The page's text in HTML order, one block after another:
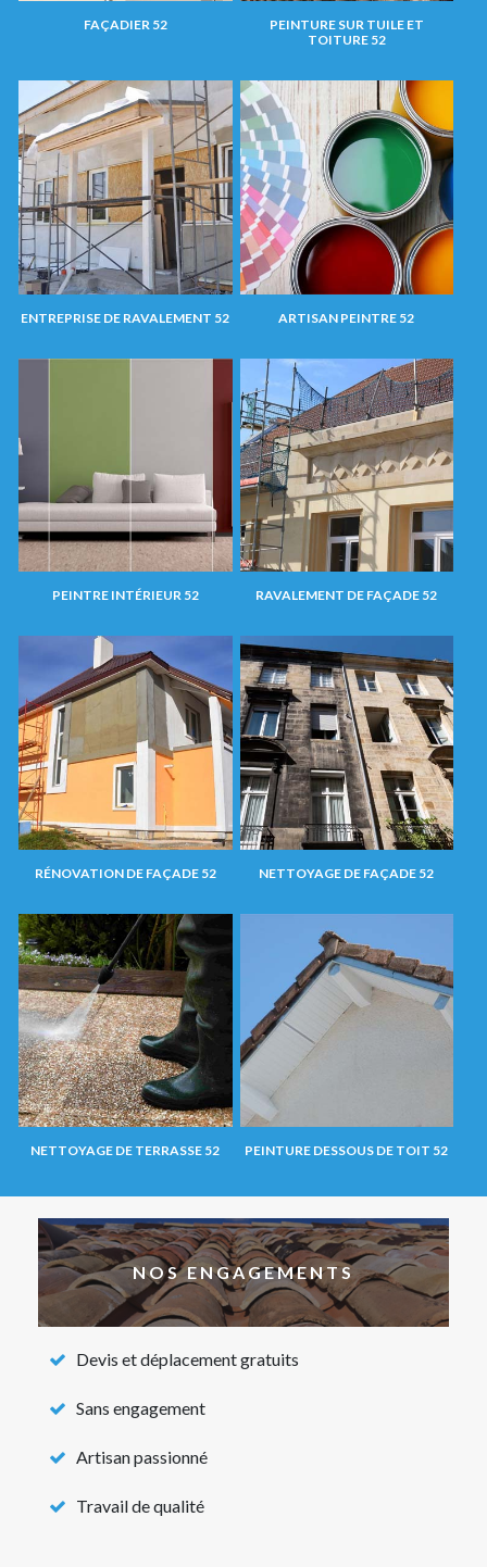
FAÇADIER 52
PEINTURE SUR TUILE ET
TOITURE 52
ENTREPRISE DE RAVALEMENT 52 ARTISAN PEINTRE 52
PEINTRE INTÉRIEUR 52 RAVALEMENT DE FAÇADE 52
RÉNOVATION DE FAÇADE 52 NETTOYAGE DE FAÇADE 52
NETTOYAGE DE TERRASSE 52 PEINTURE DESSOUS DE TOIT 52
NOS ENGAGEMENTS
Devis et déplacement gratuits
Sans engagement
Artisan passionné
Travail de qualité